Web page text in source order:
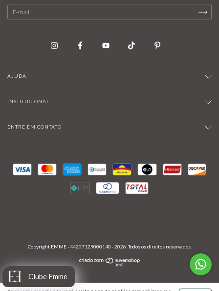
AJUDA
INSTITUCIONAL
ENTRE EM CONTATO
Copyright EMME - 44207129000140 - 2026. Todos os direitos reservados.
Clube Emme